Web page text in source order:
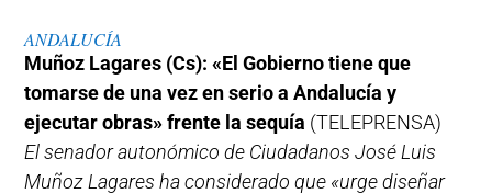
ANDALUCÍA
Muñoz Lagares (Cs): «El Gobierno tiene que
tomarse de una vez en serio a Andalucía y
ejecutar obras» frente la sequía (TELEPRENSA)
El senador autonómico de Ciudadanos José Luis
Muñoz Lagares ha considerado que «urge diseñar